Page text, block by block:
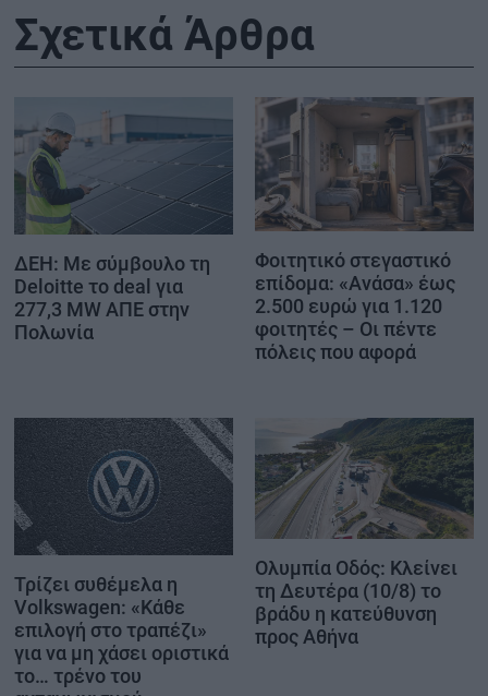
Σχετικά Άρθρα
ΔΕΗ: Με σύμβουλο τη
Deloitte το deal για
277,3 MW ΑΠΕ στην
Πολωνία
Φοιτητικό στεγαστικό
επίδομα: «Ανάσα» έως
2.500 ευρώ για 1.120
φοιτητές – Οι πέντε
πόλεις που αφορά
Τρίζει συθέμελα η
Volkswagen: «Κάθε
επιλογή στο τραπέζι»
για να μη χάσει οριστικά
το… τρένο του
Ολυμπία Οδός: Κλείνει
τη Δευτέρα (10/8) το
βράδυ η κατεύθυνση
προς Αθήνα